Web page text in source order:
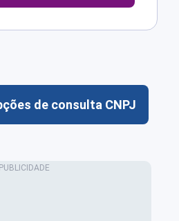
de consulta CNPJ